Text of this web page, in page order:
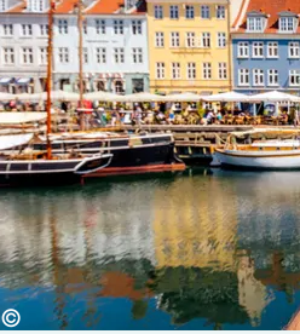
Copyright:
©